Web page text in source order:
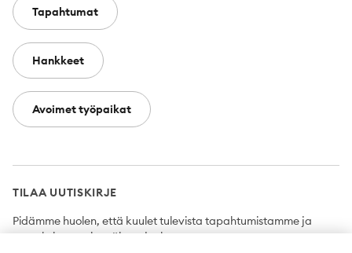
Tapahtumat
Hankkeet
Avoimet työpaikat
TILAA UUTISKIRJE
Pidämme huolen, että kuulet tulevista tapahtumistamme ja
uutuuksista ensimmäisten joukossa.